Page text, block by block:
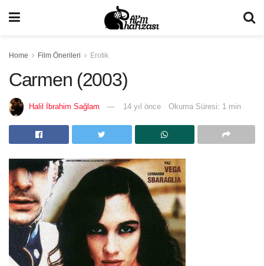
Home Film Önerileri Erotik
Carmen (2003)
Halil İbrahim Sağlam 14 yıl önce Okuma Süresi: 1 min